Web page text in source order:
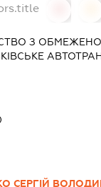
З
СЕРГІЙ